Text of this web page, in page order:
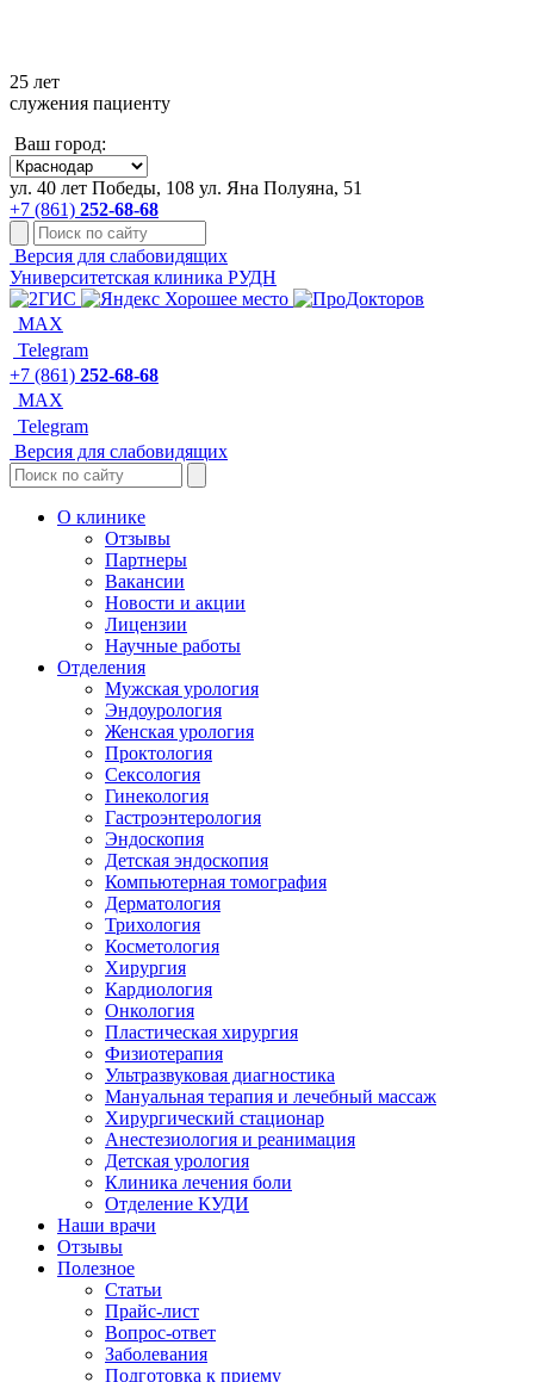
25 лет
служения пациенту
Ваш город:
ул. 40 лет Победы, 108 ул. Яна Полуяна, 51
+7 (861) 252-68-68
Версия для слабовидящих
Университетская клиника РУДН
MAX
Telegram
+7 (861) 252-68-68
MAX
Telegram
Версия для слабовидящих
О клинике
Отзывы
Партнеры
Вакансии
Новости и акции
Лицензии
Научные работы
Отделения
Мужская урология
Эндоурология
Женская урология
Проктология
Сексология
Гинекология
Гастроэнтерология
Эндоскопия
Детская эндоскопия
Компьютерная томография
Дерматология
Трихология
Косметология
Хирургия
Кардиология
Онкология
Пластическая хирургия
Физиотерапия
Ультразвуковая диагностика
Мануальная терапия и лечебный массаж
Хирургический стационар
Анестезиология и реанимация
Детская урология
Клиника лечения боли
Отделение КУДИ
Наши врачи
Отзывы
Полезное
Статьи
Прайс-лист
Вопрос-ответ
Заболевания
Подготовка к приему